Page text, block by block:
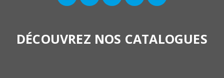
DÉCOUVREZ NOS CATALOGUES